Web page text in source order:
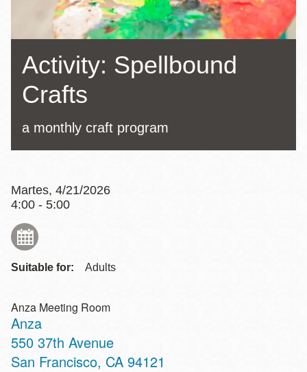
navegación
Activity: Spellbound
Crafts
a monthly craft program
Martes, 4/21/2026
4:00 - 5:00
Suitable for: Adults
Anza Meeting Room
Anza
Address
550 37th Avenue
San Francisco, CA 94121